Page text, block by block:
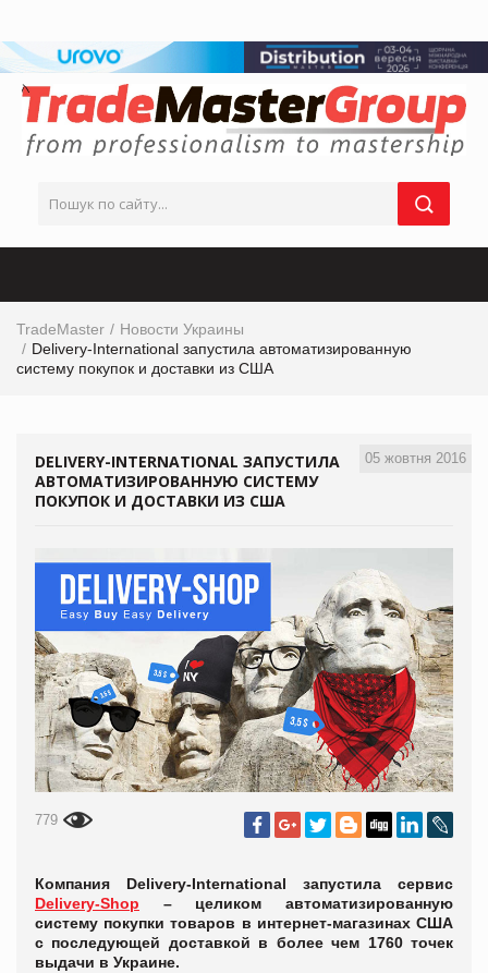
TradeMaster
Новости Украины
Delivery-International запустила автоматизированную
систему покупок и доставки из США
05 жовтня 2016
DELIVERY-INTERNATIONAL ЗАПУСТИЛА
АВТОМАТИЗИРОВАННУЮ СИСТЕМУ
ПОКУПОК И ДОСТАВКИ ИЗ США
779
Компания Delivery-International запустила сервис
Delivery-Shop – целиком автоматизированную
систему покупки товаров в интернет-магазинах США
с последующей доставкой в более чем 1760 точек
выдачи в Украине.